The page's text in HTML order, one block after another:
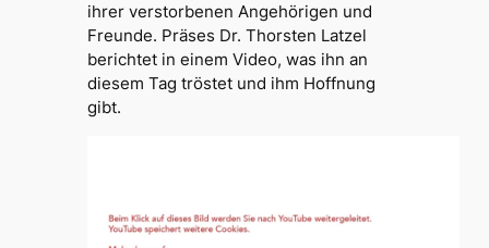
ihrer verstorbenen Angehörigen und
Freunde. Präses Dr. Thorsten Latzel
berichtet in einem Video, was ihn an
diesem Tag tröstet und ihm Hoffnung
gibt.